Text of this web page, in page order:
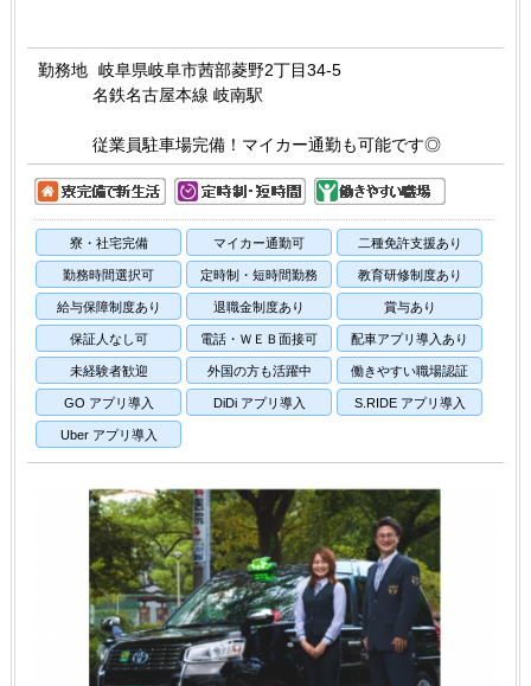
勤務地 岐阜県岐阜市茜部菱野2丁目34-5
名鉄名古屋本線 岐南駅
従業員駐車場完備！マイカー通勤も可能です◎
寮・社宅完備 マイカー通勤可 二種免許支援あり
勤務時間選択可 定時制・短時間勤務 教育研修制度あり
給与保障制度あり 退職金制度あり 賞与あり
保証人なし可 電話・ＷＥＢ面接可 配車アプリ導入あり
未経験者歓迎 外国の方も活躍中 働きやすい職場認証
GO アプリ導入 DiDi アプリ導入 S.RIDE アプリ導入
Uber アプリ導入